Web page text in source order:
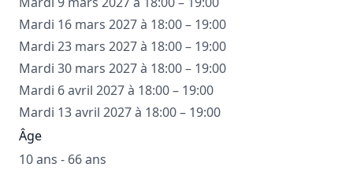
Mardi 16 mars 2027 à 18:00 – 19:00
Mardi 23 mars 2027 à 18:00 – 19:00
Mardi 30 mars 2027 à 18:00 – 19:00
Mardi 6 avril 2027 à 18:00 – 19:00
Mardi 13 avril 2027 à 18:00 – 19:00
Âge
10 ans - 66 ans